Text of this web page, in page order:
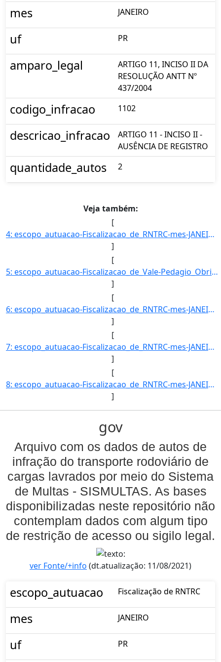
mes JANEIRO
uf PR
amparo_legal
ARTIGO 11, INCISO II DA
RESOLUÇÃO ANTT Nº
437/2004
codigo_infracao 1102
descricao_infracao
ARTIGO 11 - INCISO II -
AUSÊNCIA DE REGISTRO
quantidade_autos 2
Veja também:
[
4: escopo_autuacao-Fiscalizacao_de_RNTRC-mes-JANEIRO-uf-PR-amparo_legal-ARTIGO_11-_INCISO_V_DA_RESOLUCA]
]
[
5: escopo_autuacao-Fiscalizacao_de_Vale-Pedagio_Obrigatorio-mes-JANEIRO-uf-PR-amparo_legal-ARTIGO_6º-_I]
]
[
6: escopo_autuacao-Fiscalizacao_de_RNTRC-mes-JANEIRO-uf-RJ-amparo_legal-ARTIGO_11-_INCISO_II_DA_RESOLUC]
]
[
7: escopo_autuacao-Fiscalizacao_de_RNTRC-mes-JANEIRO-uf-RJ-amparo_legal-ARTIGO_11-_INCISO_V_DA_RESOLUCA]
]
[
8: escopo_autuacao-Fiscalizacao_de_RNTRC-mes-JANEIRO-uf-RS-amparo_legal-ARTIGO_11-_INCISO_II_DA_RESOLUC]
]
gov
Arquivo com os dados de autos de
infração do transporte rodoviário de
cargas lavrados por meio do Sistema
de Multas - SISMULTAS. As bases
disponibilizadas neste repositório não
contemplam dados com algum tipo
de restrição de acesso ou sigilo legal.
ver Fonte/+info (dt.atualização: 11/08/2021)
escopo_autuacao Fiscalização de RNTRC
mes JANEIRO
uf PR